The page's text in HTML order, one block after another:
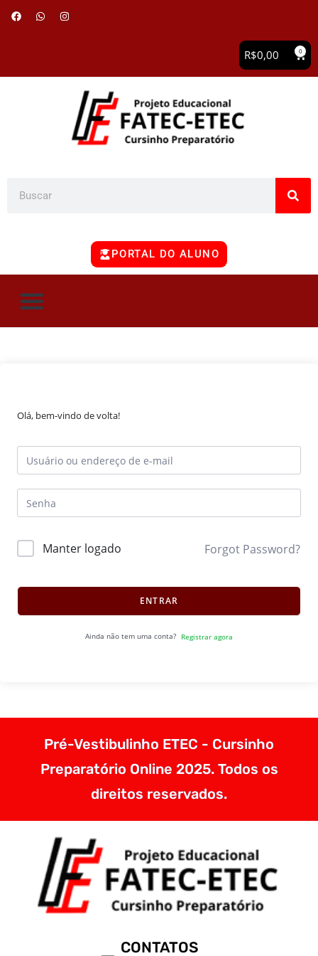
R$0,00 0
PORTAL DO ALUNO
Olá, bem-vindo de volta!
Manter logado Forgot Password?
ENTRAR
Ainda não tem uma conta? Registrar agora
Pré-Vestibulinho ETEC - Cursinho
Preparatório Online 2025. Todos os
direitos reservados.
CONTATOS